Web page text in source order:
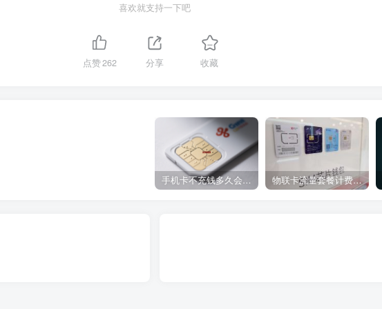
喜欢就支持一下吧
点赞262 分享 收藏
手机卡不充钱多久会被自动销户？ 物联卡流量套餐计费方式